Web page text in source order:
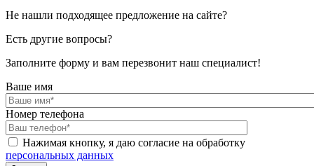
Не нашли подходящее предложение на сайте?
Есть другие вопросы?
Заполните форму и вам перезвонит наш специалист!
Ваше имя
Номер телефона
Нажимая кнопку, я даю согласие на обработку
персональных данных